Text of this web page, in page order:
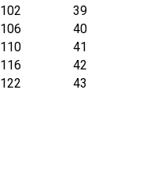
102 39
106 40
110 41
116 42
122 43